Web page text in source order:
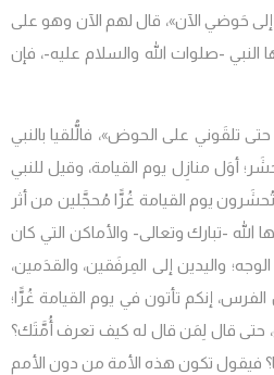
حَوضي الآن»، قال لهم الآن وهو على
-صلوات الله والسلام عليه-، فإن
حتى تلقَوني على الحوض»، فالُّلقيا بالنبي
أوَل منازِل يوم القيامة، وقيل للنبي
يوم القيامة غُرًّا مُحجَّلين من أثر
-تبارك وتعالى- والأماكن التي كان
واليدين إلى المِرفَقين، والقدَمين،
إنكم تأتون في يوم القيامة غُرًّا؛
حتى قال لِمَن قال له كيف تعرف أُمَّتَك؟
فيقول تكون هذه الأمة من دون الأمم